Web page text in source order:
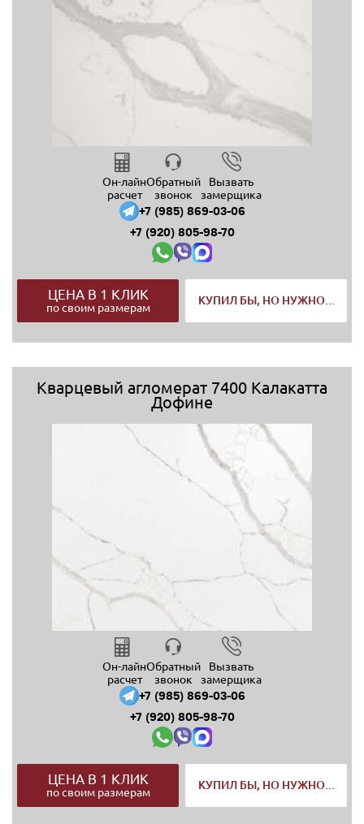
Он-лайн
расчет
Обратный
звонок
Вызвать
замерщика
+7 (985) 869-03-06
+7 (920) 805-98-70
ЦЕНА В 1 КЛИК
по своим размерам
КУПИЛ БЫ, НО НУЖНО...
Кварцевый агломерат 7400 Калакатта
Дофине
Он-лайн
расчет
Обратный
звонок
Вызвать
замерщика
+7 (985) 869-03-06
+7 (920) 805-98-70
ЦЕНА В 1 КЛИК
по своим размерам
КУПИЛ БЫ, НО НУЖНО...